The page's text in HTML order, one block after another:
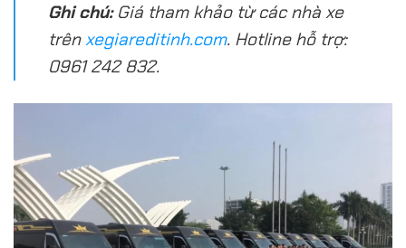
Ghi chú:Giá tham khảo từ các nhà xe
trênxegiareditinh.com. Hotline hỗ trợ:
0961 242 832.